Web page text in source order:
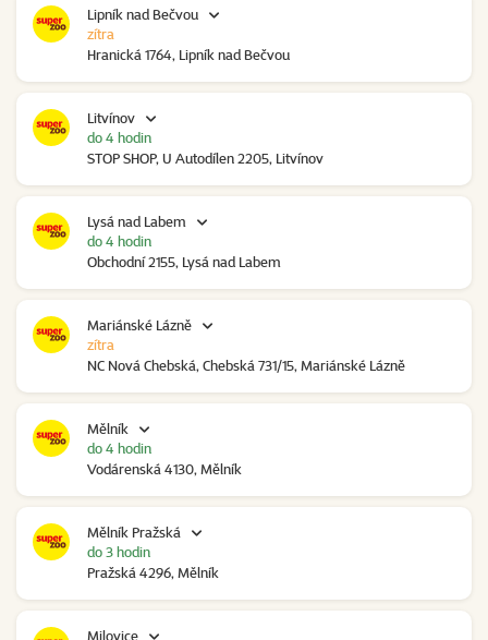
Lipník nad Bečvou
Hranická 1764, Lipník nad Bečvou
zítra
Litvínov
STOP SHOP, U Autodílen 2205, Litvínov
do 4 hodin
Lysá nad Labem
Obchodní 2155, Lysá nad Labem
do 4 hodin
Mariánské Lázně
NC Nová Chebská, Chebská 731/15, Mariánské Lázně
zítra
Mělník
Vodárenská 4130, Mělník
do 4 hodin
Mělník Pražská
Pražská 4296, Mělník
do 3 hodin
Milovice